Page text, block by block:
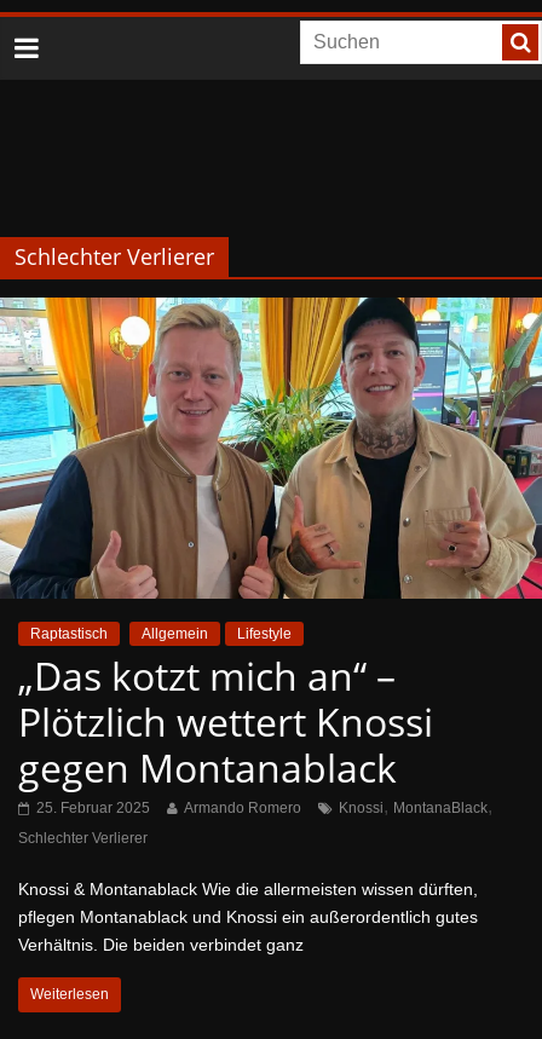
Schlechter Verlierer
Raptastisch Allgemein Lifestyle
„Das kotzt mich an“ –
Plötzlich wettert Knossi
gegen Montanablack
25. Februar 2025 Armando Romero Knossi, MontanaBlack,
Schlechter Verlierer
Knossi & Montanablack Wie die allermeisten wissen dürften,
pflegen Montanablack und Knossi ein außerordentlich gutes
Verhältnis. Die beiden verbindet ganz
Weiterlesen